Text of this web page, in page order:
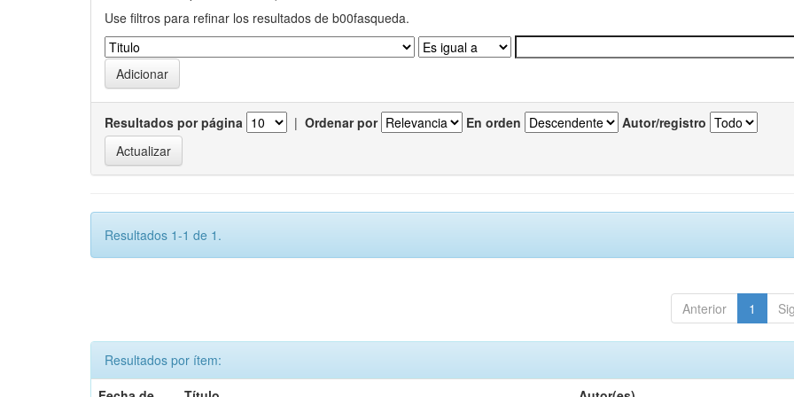
Use filtros para refinar los resultados de b00fasqueda.
Resultados por página | Ordenar por En orden Autor/registro
Resultados 1-1 de 1.
Anterior 1
Resultados por ítem: